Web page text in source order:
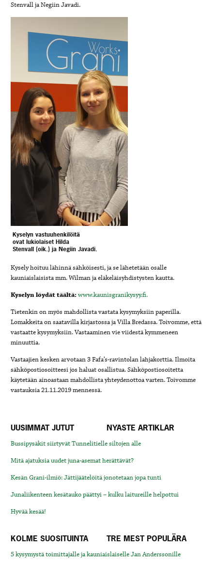
Stenvall ja Negiin Javadi.
Kyselyn vastuuhenkilöitä
ovat lukiolaiset Hilda
Stenvall (oik.) ja Negiin Javadi.
Kysely hoituu lähinnä sähköisesti, ja se lähetetään osalle
kauniaislaisista mm. Wilman ja eläkeläisyhdistysten kautta.
Kyselyn löydät täältä:www.kaunisgranikysyy.fi.
Tietenkin on myös mahdollista vastata kysymyksiin paperilla.
Lomakkeita on saatavilla kirjastossa ja Villa Bredassa. Toivomme, että
vastaatte kysymyksiin. Vastaaminen vie viidestä kymmeneen
minuuttia.
Vastaajien kesken arvotaan 3 Fafa’s-ravintolan lahjakorttia. Ilmoita
sähköpostiosoitteesi jos haluat osallistua. Sähköpostiosoitetta
käytetään ainoastaan mahdollista yhteydenottoa varten. Toivomme
vastauksia 21.11.2019 mennessä.
UUSIMMAT JUTUT NYASTE ARTIKLAR
Bussipysäkit siirtyvät Tunnelitielle siltojen alle
Mitä ajatuksia uudet juna-asemat herättävät?
Kesän Grani-ilmiö: Jättijäätelöitä jonotetaan jopa tunti
Junaliikenteen kesätauko päättyi – kulku laitureille helpottui
Hyvää kesää!
KOLME SUOSITUINTA TRE MEST POPULÄRA
5 kysymystä toimittajalle ja kauniaislaiselle Jan Anderssonille